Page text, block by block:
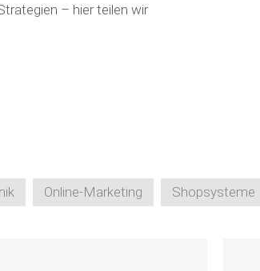
– hier teilen wir
Online-Marketing Shopsysteme